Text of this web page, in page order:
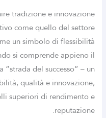
tradizione e innovazione
come quello del settore
un simbolo di flessibilità
si comprende appieno il
del successo” – un
qualità e innovazione,
superiori di rendimento e
reputazione.